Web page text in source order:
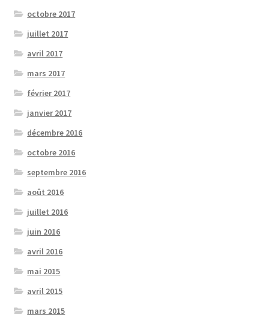
octobre 2017
juillet 2017
avril 2017
mars 2017
février 2017
janvier 2017
décembre 2016
octobre 2016
septembre 2016
août 2016
juillet 2016
juin 2016
avril 2016
mai 2015
avril 2015
mars 2015